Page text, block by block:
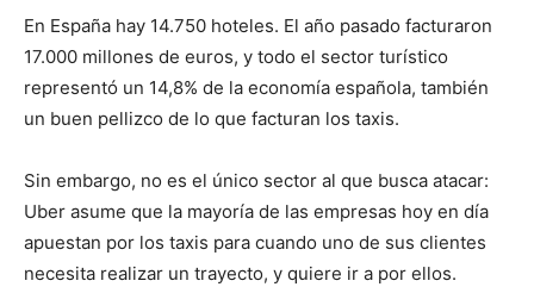
En España hay 14.750 hoteles. El año pasado facturaron
17.000 millones de euros, y todo el sector turístico
representó un 14,8% de la economía española, también
un buen pellizco de lo que facturan los taxis.
Sin embargo, no es el único sector al que busca atacar:
Uber asume que la mayoría de las empresas hoy en día
apuestan por los taxis para cuando uno de sus clientes
necesita realizar un trayecto, y quiere ir a por ellos.